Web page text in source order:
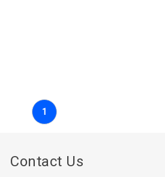
1
Contact Us